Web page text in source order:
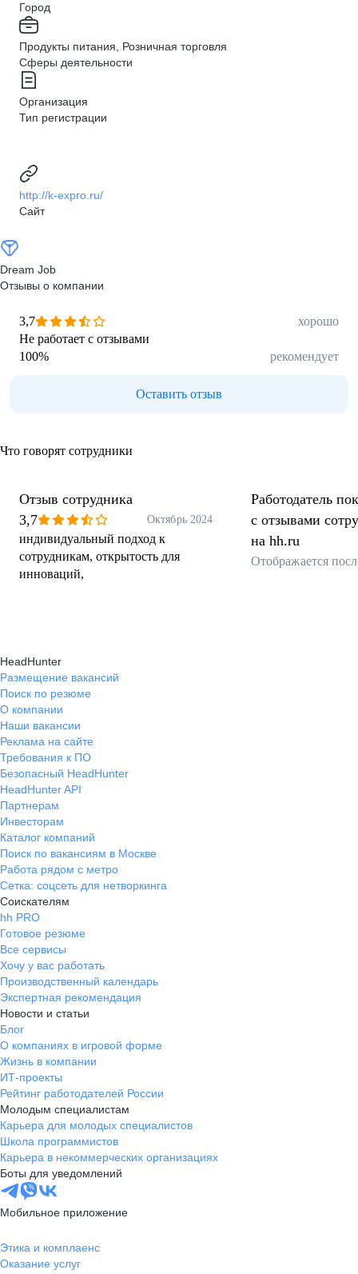
Город
Продукты питания, Розничная торговля
Сферы деятельности
Организация
Тип регистрации
http://k-expro.ru/
Сайт
Dream Job
Отзывы о компании
3,7
хорошо
Не работает с отзывами
100% рекомендует
Оставить отзыв
Что говорят сотрудники
Отзыв сотрудника
3,7
Октябрь 2024
индивидуальный подход к
сотрудникам, открытость для
инноваций,
Работодатель
с отзывами
на hh.ru
Отображается
HeadHunter
Размещение вакансий
Поиск по резюме
О компании
Наши вакансии
Реклама на сайте
Требования к ПО
Безопасный HeadHunter
HeadHunter API
Партнерам
Инвесторам
Каталог компаний
Поиск по вакансиям в Москве
Работа рядом с метро
Сетка: соцсеть для нетворкинга
Соискателям
hh PRO
Готовое резюме
Все сервисы
Хочу у вас работать
Производственный календарь
Экспертная рекомендация
Новости и статьи
Блог
О компаниях в игровой форме
Жизнь в компании
ИТ-проекты
Рейтинг работодателей России
Молодым специалистам
Карьера для молодых специалистов
Школа программистов
Карьера в некоммерческих организациях
Боты для уведомлений
Мобильное приложение
Этика и комплаенс
Оказание услуг